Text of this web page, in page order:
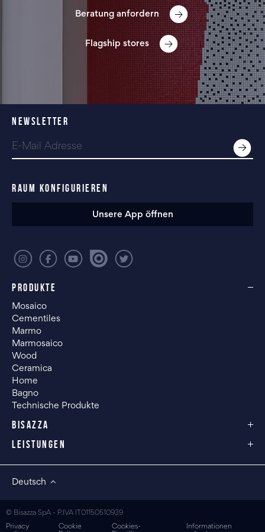
Beratung anfordern
Flagship stores
PRODUKTE
Mosaico
Cementiles
Marmo
Marmosaico
Wood
Ceramica
Home
Bagno
Technische Produkte
BISAZZA
LEISTUNGEN
NEWSLETTER
RAUM KONFIGURIEREN
Unsere App öffnen
Deutsch
© Bisazza SpA - P.IVA IT01150510939
Privacy
Cookie
Cookies-
Informationen